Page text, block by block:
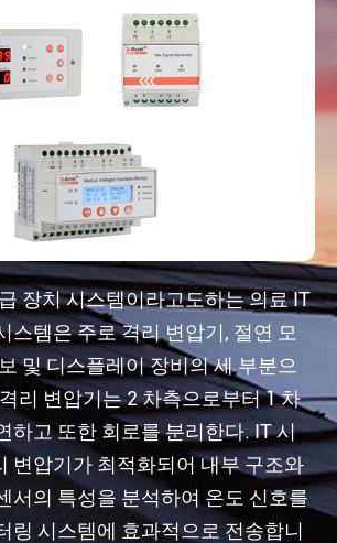
장치 시스템이라고도하는 의료 IT
스템은 주로 격리 변압기, 절연 모
및 디스플레이 장비의 세 부분으
리 변압기는 2 차측으로부터 1 차
하고 또한 회로를 분리한다. IT 시
변압기가 최적화되어 내부 구조와
서의 특성을 분석하여 온도 신호를
링 시스템에 효과적으로 전송합니